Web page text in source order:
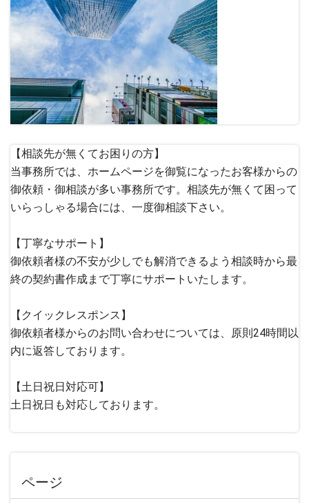
【相談先が無くてお困りの方】
当事務所では、ホームページを御覧になったお客様からの
御依頼・御相談が多い事務所です。相談先が無くて困って
いらっしゃる場合には、一度御相談下さい。
【丁寧なサポート】
御依頼者様の不安が少しでも解消できるよう相談時から最
終の契約書作成まで丁寧にサポートいたします。
【クイックレスポンス】
御依頼者様からのお問い合わせについては、原則24時間以
内に返答しております。
【土日祝日対応可】
土日祝日も対応しております。
ページ